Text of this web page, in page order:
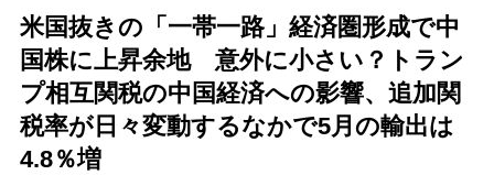
米国抜きの「一帯一路」経済圏形成で中
国株に上昇余地 意外に小さい？トラン
プ相互関税の中国経済への影響、追加関
税率が日々変動するなかで5月の輸出は
4.8％増